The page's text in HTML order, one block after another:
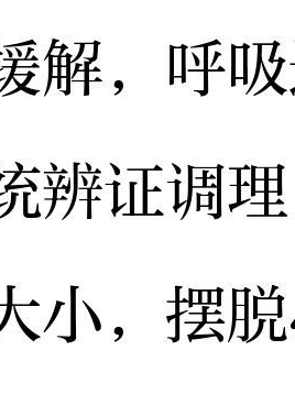
解，呼
辨证调
小，摆